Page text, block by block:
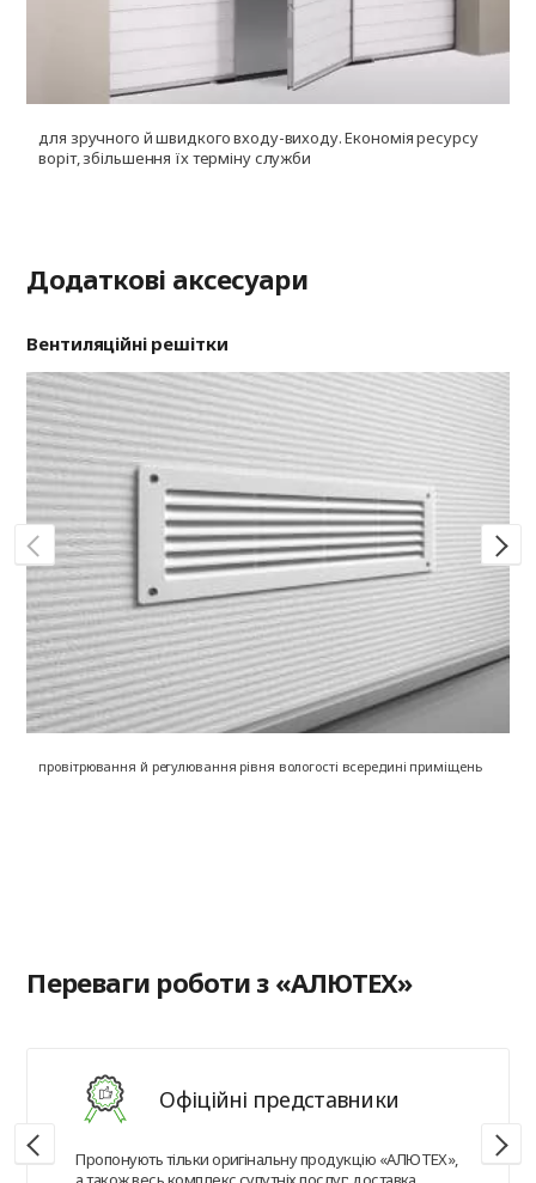
для зручного й швидкого входу-виходу. Економія ресурсу
воріт, збільшення їх терміну служби
Додаткові аксесуари
Вентиляційні решітки
провітрювання й регулювання рівня вологості всередині приміщень
Переваги роботи з «АЛЮТЕХ»
Офіційні представники
Пропонують тільки оригінальну продукцію «АЛЮТЕХ»,